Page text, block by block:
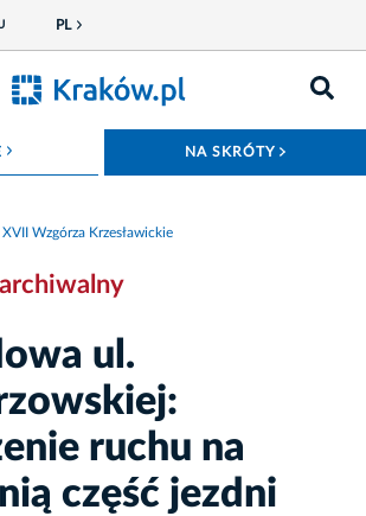
PL
ROZWIŃ MENU NA SKRÓTY
Wzgórza Krzesławickie
ul.
ruchu na
część jezdni